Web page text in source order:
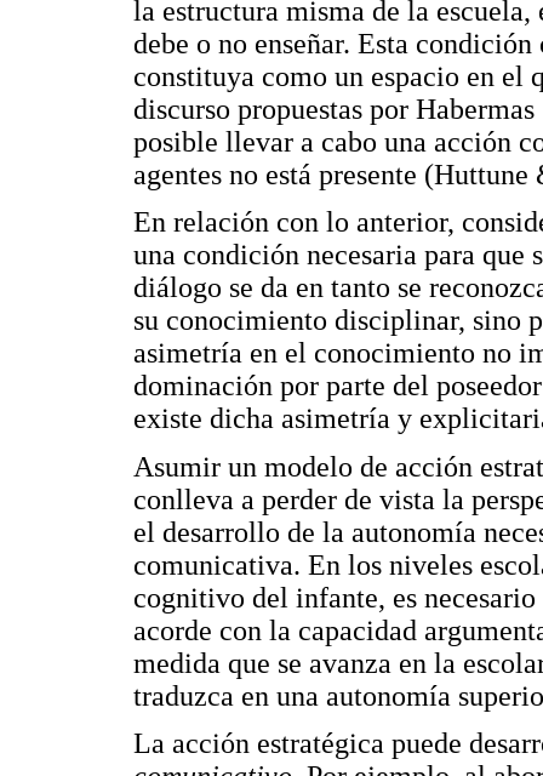
la estructura misma de la escuela,
debe o no enseñar. Esta
constituya como un espacio en el
discurso propuestas por
posible llevar a cabo una acción
agentes no está presente
En relación con lo anterior,
una condición necesaria para
diálogo se da en tanto se
su conocimiento disciplinar, sino
asimetría en el conocimiento no
dominación por parte del
existe dicha asimetría y
Asumir un modelo de acción
conlleva a perder de vista la
el desarrollo de la autonomía
comunicativa. En los niveles
cognitivo del infante, es
acorde con la capacidad
medida que se avanza en la
traduzca en una autonomía
La acción estratégica puede